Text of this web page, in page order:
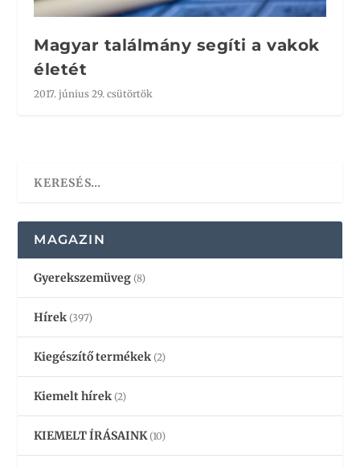
Magyar találmány segíti a vakok
életét
2017. június 29. csütörtök
MAGAZIN
Gyerekszemüveg (8)
Hírek (397)
Kiegészítő termékek (2)
Kiemelt hírek (2)
KIEMELT ÍRÁSAINK(10)